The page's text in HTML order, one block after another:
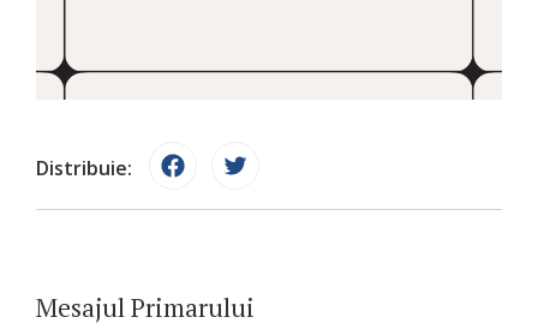
Distribuie:
Mesajul Primarului